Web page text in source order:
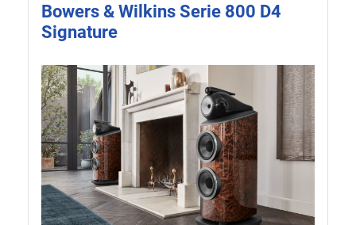
Bowers & Wilkins Serie 800 D4
Signature